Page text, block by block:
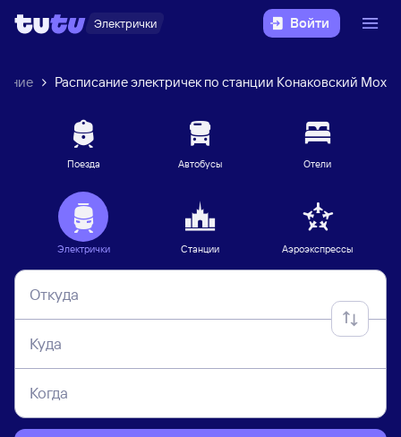
Электрички Войти
Расписание электричек по станции Конаковский Мох
Поезда Автобусы Отели
Электрички Станции Аэроэкспрессы
Откуда
Куда
Когда